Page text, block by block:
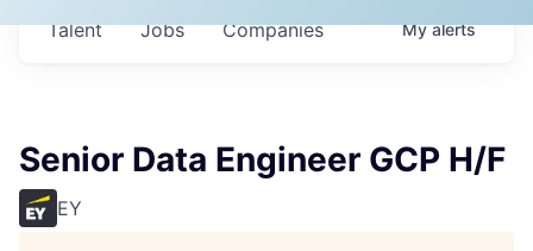
Jobs Companies
Talent Myalerts
Senior Data Engineer GCP H/F
EY